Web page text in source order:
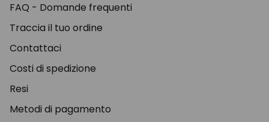
FAQ - Domande frequenti
Traccia il tuo ordine
Contattaci
Costi di spedizione
Resi
Metodi di pagamento